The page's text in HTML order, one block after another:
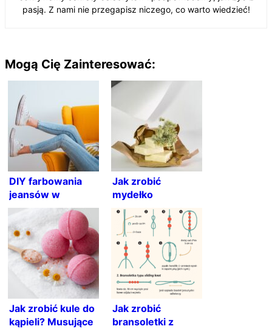
pasją. Z nami nie przegapisz niczego, co warto wiedzieć!
Mogą Cię Zainteresować:
DIY farbowania
jeansów w
kolorowe plamy i
inne pomysły na
przerobienie
starych spodni!
Jak zrobić
mydełko
glicerynowe?
Mydło glicerynowe
DIY
Jak zrobić kule do
kąpieli? Musujące
Jak zrobić
bransoletki z